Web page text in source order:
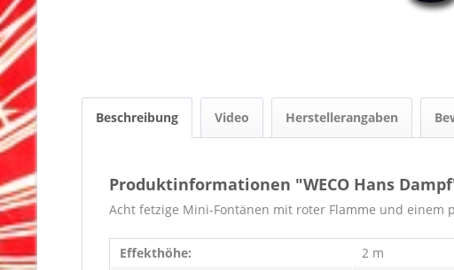
Beschreibung Video Herstellerangaben
Produktinformationen "WECO Hans
Acht fetzige Mini-Fontänen mit roter Flamme und einem
Effekthöhe:
2 m